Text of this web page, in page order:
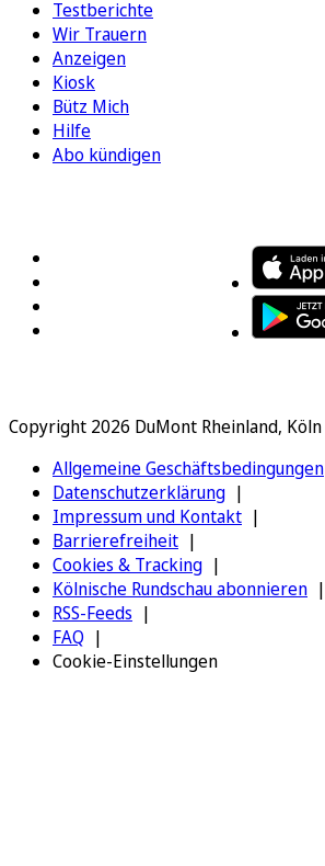
Testberichte
Wir Trauern
Anzeigen
Kiosk
Bütz Mich
Hilfe
Abo kündigen
Copyright 2026 DuMont Rheinland, Köln
Allgemeine Geschäftsbedingungen
Datenschutzerklärung
Impressum und Kontakt
Barrierefreiheit
Cookies & Tracking
Kölnische Rundschau abonnieren
RSS-Feeds
FAQ
Cookie-Einstellungen